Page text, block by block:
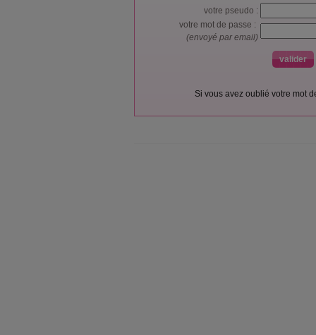
votre pseudo :
votre mot de passe :
(envoyé par email)
Si vous avez oublié votre mot